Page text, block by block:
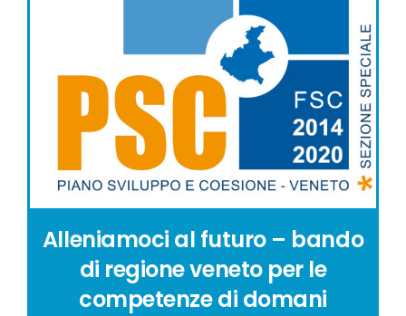
Alleniamoci al futuro – bando
di regione veneto per le
competenze di domani